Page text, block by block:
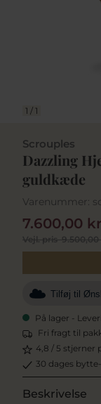
1 / 1
Scrouples
Dazzling
guldkæde
Varenummer:
Vejl. pris9.500,00
7.600,00 kr
Tilføj til
På lager -
Fri fragt til
4,8 / 5 stjerner
30 dages
Beskrivelse